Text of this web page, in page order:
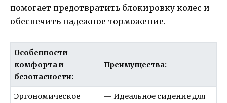
помогает предотвратить блокировку колес и
обеспечить надежное торможение.
Особенности
комфорта и
безопасности:
Преимущества:
Эргономическое
— Идеальное сидение для